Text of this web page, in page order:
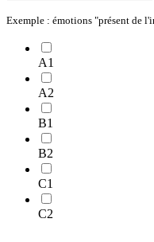
Exemple : émotions "présent de
A1
A2
B1
B2
C1
C2